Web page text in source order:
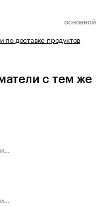
ОСНОВНОЙ
по доставке продуктов
с тем же